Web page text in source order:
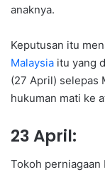
anaknya.
Keputusan itu
Malaysia itu yang
(27 April) selepas
hukuman mati ke
23 April:
Tokoh perniagaan